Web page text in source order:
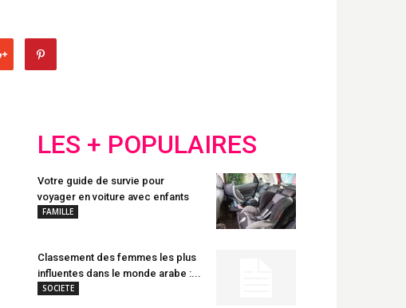
LES + POPULAIRES
Votre guide de survie pour
voyager en voiture avec enfants
FAMILLE
Classement des femmes les plus
influentes dans le monde arabe :...
SOCIETE